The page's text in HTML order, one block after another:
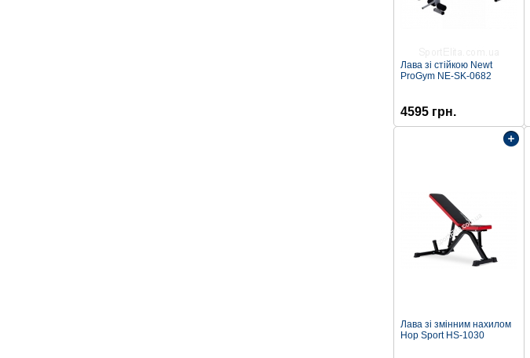
Лава зі стійкою Newt
ProGym NE-SK-0682
4595 грн.
Лава зі змінним нахилом
Hop Sport HS-1030